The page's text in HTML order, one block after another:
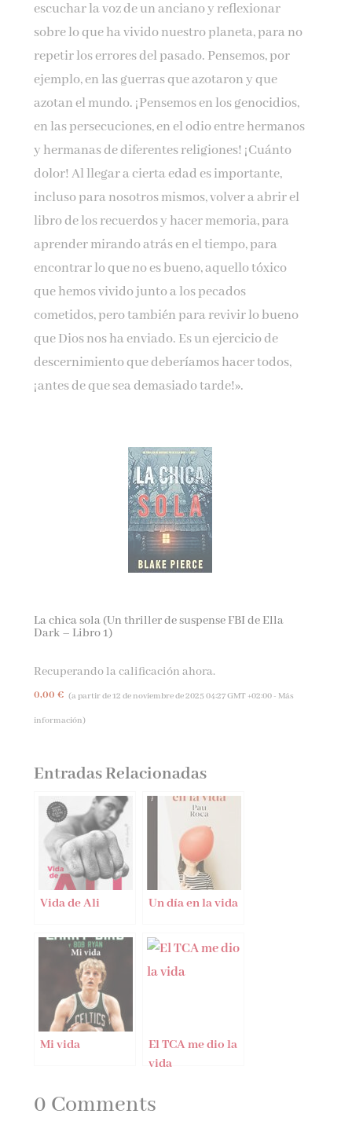
escuchar la voz de un anciano y reflexionar
sobre lo que ha vivido nuestro planeta, para no
repetir los errores del pasado. Pensemos, por
ejemplo, en las guerras que azotaron y que
azotan el mundo. ¡Pensemos en los genocidios,
en las persecuciones, en el odio entre hermanos
y hermanas de diferentes religiones! ¡Cuánto
dolor! Al llegar a cierta edad es importante,
incluso para nosotros mismos, volver a abrir el
libro de los recuerdos y hacer memoria, para
aprender mirando atrás en el tiempo, para
encontrar lo que no es bueno, aquello tóxico
que hemos vivido junto a los pecados
cometidos, pero también para revivir lo bueno
que Dios nos ha enviado. Es un ejercicio de
descernimiento que deberíamos hacer todos,
¡antes de que sea demasiado tarde!».
La chica sola (Un thriller de suspense FBI de Ella
Dark – Libro 1)
Recuperando la calificación ahora.
0,00 € (a partir de 12 de noviembre de 2025 04:27 GMT +02:00 - Más
información)
Entradas Relacionadas
Vida de Ali Un día en la vida
Mi vida
El TCA me dio la
vida
0 Comments